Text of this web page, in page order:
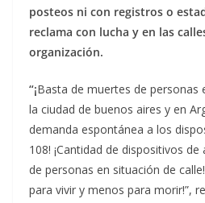
posteos ni con registros o
reclama con lucha y en las
organización.
“¡Basta de muertes de personas
la ciudad de buenos aires y en
demanda espontánea a los
108! ¡Cantidad de dispositivos
de personas en situación de
para vivir y menos para morir!”,